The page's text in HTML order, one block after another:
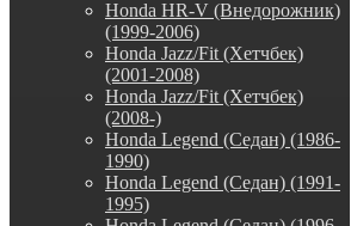
Honda HR-V (Внедорожник)
(1999-2006)
Honda Jazz/Fit (Хетчбек)
(2001-2008)
Honda Jazz/Fit (Хетчбек)
(2008-)
Honda Legend (Седан) (1986-
1990)
Honda Legend (Седан) (1991-
1995)